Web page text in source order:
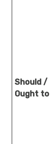
Should /
Ought to